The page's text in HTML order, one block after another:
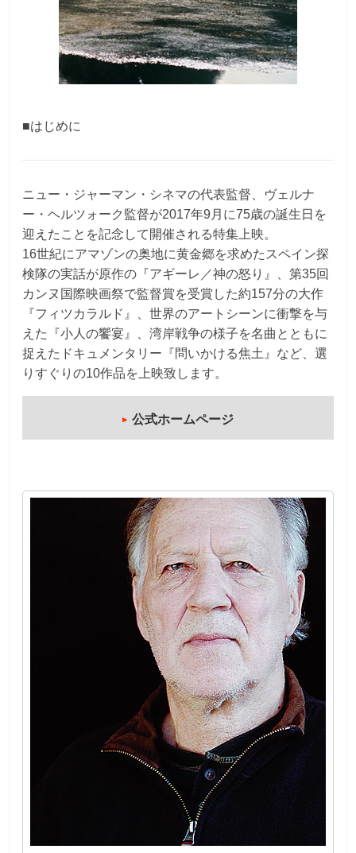
■はじめに
ニュー・ジャーマン・シネマの代表監督、ヴェルナ
ー・ヘルツォーク監督が2017年9月に75歳の誕生日を
迎えたことを記念して開催される特集上映。
16世紀にアマゾンの奥地に黄金郷を求めたスペイン探
検隊の実話が原作の『アギーレ／神の怒り』、第35回
カンヌ国際映画祭で監督賞を受賞した約157分の大作
『フィツカラルド』、世界のアートシーンに衝撃を与
えた『小人の饗宴』、湾岸戦争の様子を名曲とともに
捉えたドキュメンタリー『問いかける焦土』など、選
りすぐりの10作品を上映致します。
公式ホームページ